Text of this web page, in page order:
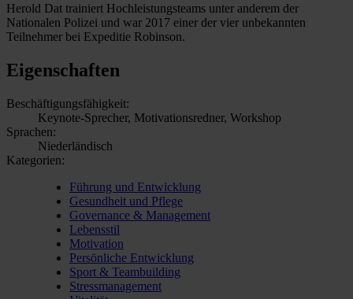
Herold Dat trainiert Hochleistungsteams unter anderem der
Nationalen Polizei und war 2017 einer der vier unbekannten
Teilnehmer bei Expeditie Robinson.
Eigenschaften
Beschäftigungsfähigkeit:
Keynote-Sprecher, Motivationsredner, Workshop
Sprachen:
Niederländisch
Kategorien:
Führung und Entwicklung
Gesundheit und Pflege
Governance & Management
Lebensstil
Motivation
Persönliche Entwicklung
Sport & Teambuilding
Stressmanagement